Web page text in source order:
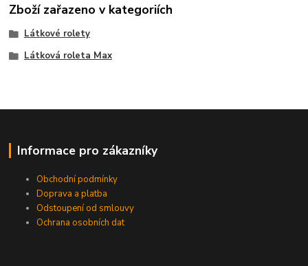
Zboží zařazeno v kategoriích
Látkové rolety
Látková roleta Max
Informace pro zákazníky
Obchodní podmínky
Doprava a platba
Odstoupení od smlouvy
Ochrana osobních dat